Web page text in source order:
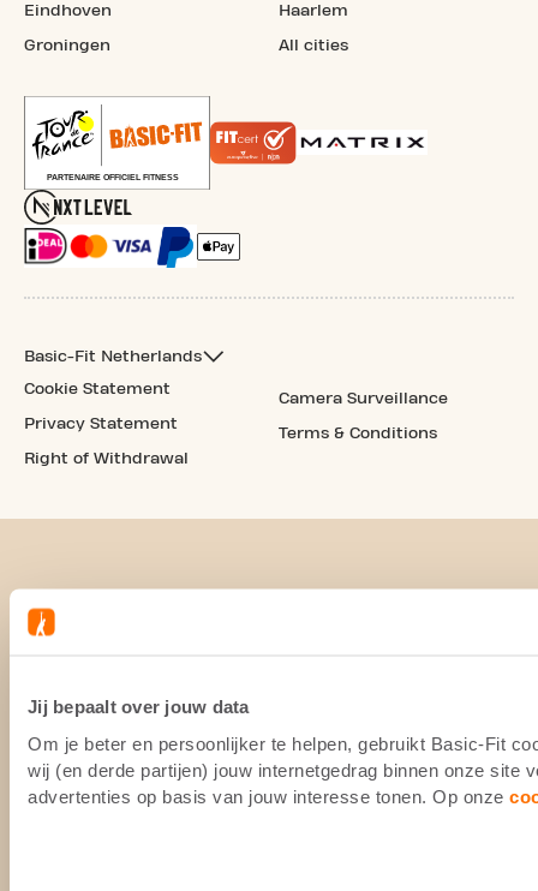
Jij bepaalt over jouw data
Om je beter en persoonlijker te helpen, gebruikt Basic-Fit
wij (en derde partijen) jouw internetgedrag binnen onze site
advertenties op basis van jouw interesse tonen. Op onze
Eindhoven
Groningen
Haarlem
All cities
Basic-Fit Netherlands
Cookie Statement
Privacy Statement
Right of Withdrawal
Camera Surveillance
Terms & Conditions